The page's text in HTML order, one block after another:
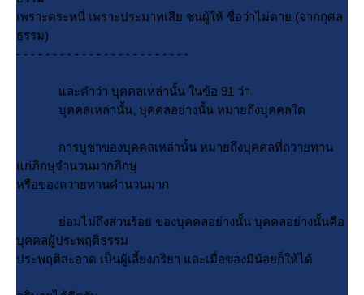
เพราะตระหนี่ เพราะประมาทเสีย ชนผู้ให้ ชื่อว่าไม่ตาย (จากกุศล
ธรรม)
- - - - - - - - - - - - - - - - - - - - - - - -
ละคำว่า บุคคลเหล่านั้น ในข้อ 91 ว่า
บุคคลเหล่านั้น, บุคคลอย่างนั้น หมายถึงบุคคลใด
การบูชาของบุคคลเหล่านั้น หมายถึงบุคคลที่ถวายทาน
ก่ภิกษุจำนวนมากภิกษุ
หรือของถวายทานคำนวนมาก
่อมไม่ถึงส่วนร้อย ของบุคคลอย่างนั้น บุคคลอย่างนั้นคือ
บุคคลผู้ประพฤติธรรม
ประพฤติสะอาด เป็นผู้เลี้ยงภริยา และเมื่อของมีน้อยก็ให้ได้